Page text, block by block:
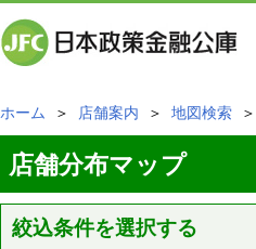
ホーム ＞ 店舗案内 ＞ 地図検索
店舗分布マップ
絞込条件を選択する